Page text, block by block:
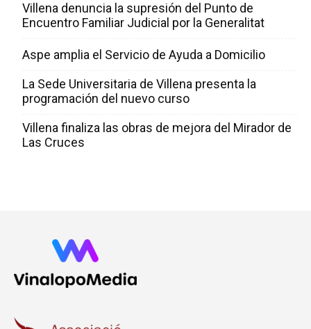
Villena denuncia la supresión del Punto de
Encuentro Familiar Judicial por la Generalitat
Aspe amplia el Servicio de Ayuda a Domicilio
La Sede Universitaria de Villena presenta la
programación del nuevo curso
Villena finaliza las obras de mejora del Mirador de
Las Cruces